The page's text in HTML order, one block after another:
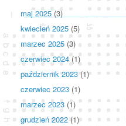
maj 2025(3)
kwiecień 2025 (5)
marzec 2025 (3)
czerwiec 2024(1)
październik 2023(1)
czerwiec 2023 (1)
marzec 2023 (1)
grudzień 2022(1)